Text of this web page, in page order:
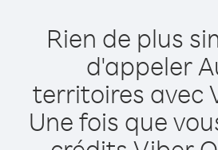
Rien de plus
d'appeler
territoires avec
Une fois que